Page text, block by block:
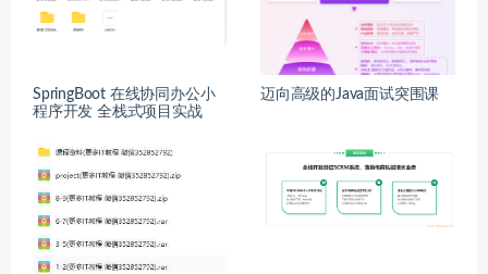
SpringBoot 在线协同办公小
程序开发 全栈式项目实战
迈向高级的Java面试突围课